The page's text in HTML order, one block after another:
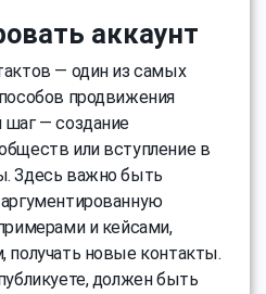
аккаунт
— один из самых
продвижения
— создание
или вступление в
Здесь важно быть
и кейсами,
новые контакты.
должен быть